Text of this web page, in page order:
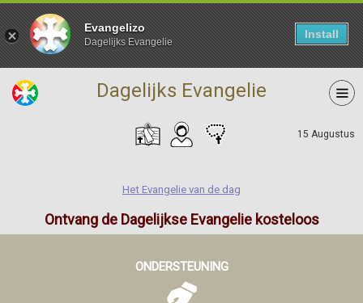
Evangelizo
Dagelijks Evangelie
Install
Dagelijks Evangelie
15 Augustus
Het Evangelie van de dag
Ontvang de Dagelijkse Evangelie kosteloos
ONDERSTEUNING